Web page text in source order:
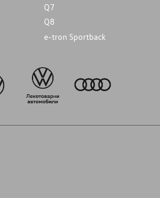
Q7
Q8
e-tron Sportback